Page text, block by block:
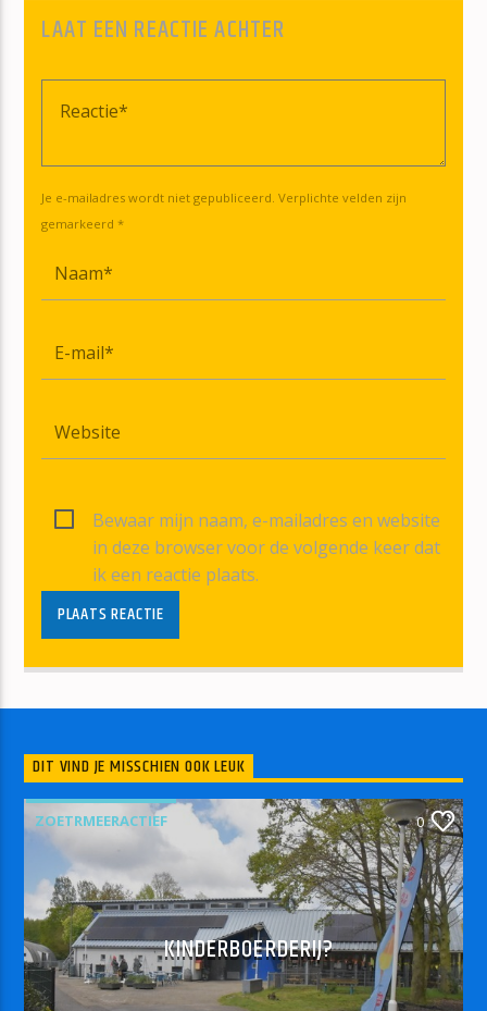
LAAT EEN REACTIE ACHTER
Je e-mailadres wordt niet gepubliceerd. Verplichte velden zijn
gemarkeerd *
Bewaar mijn naam, e-mailadres en website
in deze browser voor de volgende keer dat
ik een reactie plaats.
DIT VIND JE MISSCHIEN OOK LEUK
ZOETRMEERACTIEF 0
KINDERBOERDERIJ?